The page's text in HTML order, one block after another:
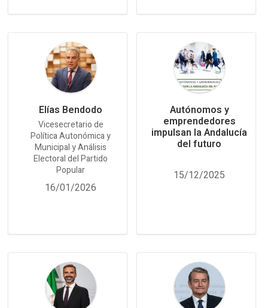
Elías Bendodo
Vicesecretario de
Política Autonómica y
Municipal y Análisis
Electoral del Partido
Popular
16/01/2026
Autónomos y
emprendedores
impulsan la Andalucía
del futuro
15/12/2025